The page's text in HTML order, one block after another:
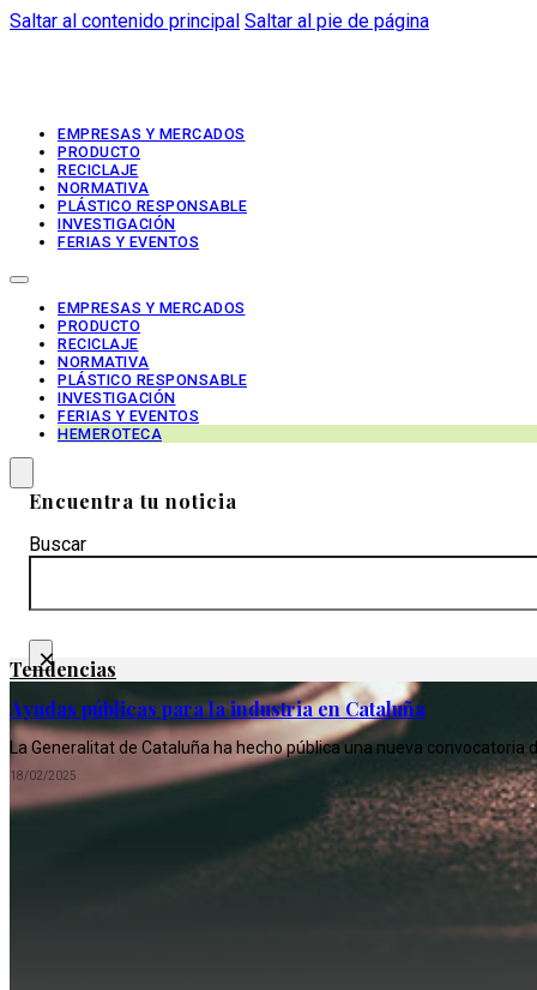
Saltar al contenido principal Saltar al pie de página
EMPRESAS Y MERCADOS
PRODUCTO
RECICLAJE
NORMATIVA
PLÁSTICO RESPONSABLE
INVESTIGACIÓN
FERIAS Y EVENTOS
EMPRESAS Y MERCADOS
PRODUCTO
RECICLAJE
NORMATIVA
PLÁSTICO RESPONSABLE
INVESTIGACIÓN
FERIAS Y EVENTOS
HEMEROTECA
Encuentra tu noticia
Buscar
×
Tendencias
Ayudas públicas para la industria en Cataluña
La Generalitat de Cataluña ha hecho pública una nueva
18/02/2025